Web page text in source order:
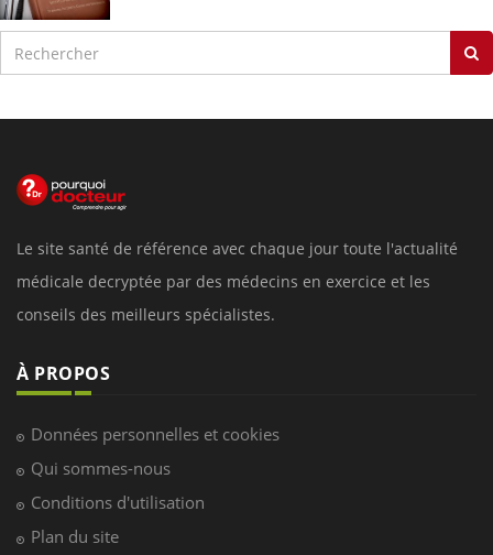
Le site santé de référence avec chaque jour toute l'actualité
médicale decryptée par des médecins en exercice et les
conseils des meilleurs spécialistes.
À PROPOS
Données personnelles et cookies
Qui sommes-nous
Conditions d'utilisation
Plan du site